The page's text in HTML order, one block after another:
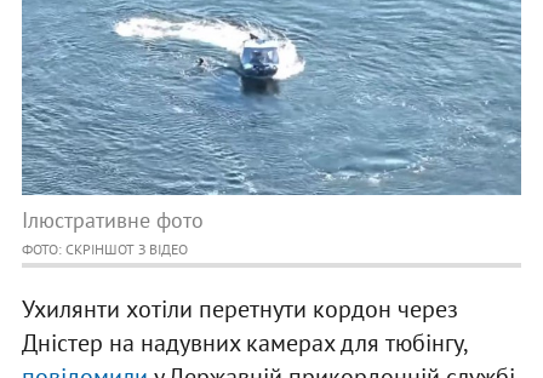
Ілюстративне фото
ФОТО: СКРІНШОТ З ВІДЕО
Ухилянти хотіли перетнути кордон через
Дністер на надувних камерах для тюбінгу,